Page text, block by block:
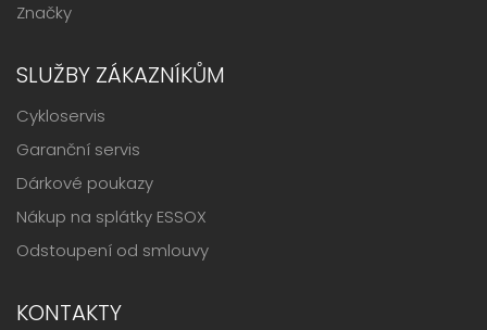
Značky
SLUŽBY ZÁKAZNÍKŮM
Cykloservis
Garanční servis
Dárkové poukazy
Nákup na splátky ESSOX
Odstoupení od smlouvy
KONTAKTY